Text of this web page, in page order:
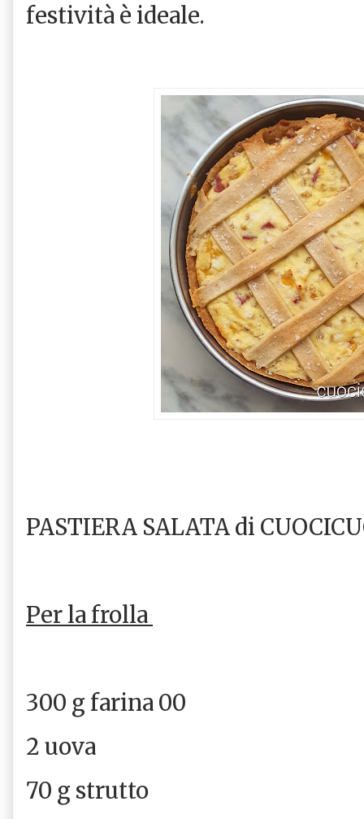
festività è ideale.
PASTIERA SALATA di
Per la frolla
300 g farina 00
2 uova
70 g strutto